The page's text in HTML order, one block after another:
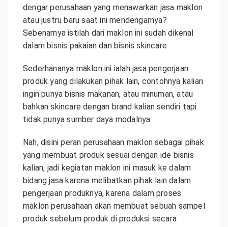
dengar perusahaan yang menawarkan jasa maklon
atau justru baru saat ini mendengarnya?
Sebenarnya istilah dari maklon ini sudah dikenal
dalam bisnis pakaian dan bisnis skincare
Sederhananya maklon ini ialah jasa pengerjaan
produk yang dilakukan pihak lain, contohnya kalian
ingin punya bisnis makanan, atau minuman, atau
bahkan skincare dengan brand kalian sendiri tapi
tidak punya sumber daya modalnya.
Nah, disini peran perusahaan maklon sebagai pihak
yang membuat produk sesuai dengan ide bisnis
kalian, jadi kegiatan maklon ini masuk ke dalam
bidang jasa karena melibatkan pihak lain dalam
pengerjaan produknya, karena dalam proses
maklon perusahaan akan membuat sebuah sampel
produk sebelum produk di produksi secara